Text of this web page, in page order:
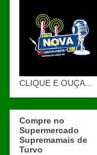
CLIQUE E OUÇA...
Compre no
Supermercado
Supremamais de
Turvo